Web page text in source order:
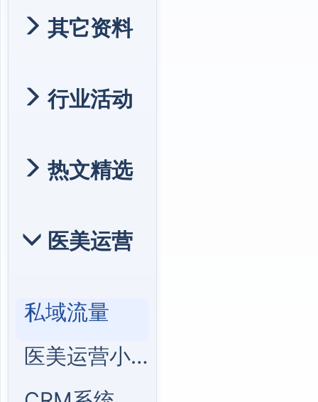
其它资料
行业活动
热文精选
医美运营
私域流量
医美运营小贴士